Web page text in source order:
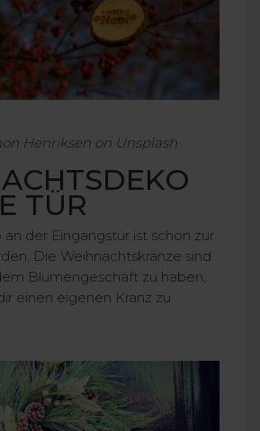
Henriksen on Unsplash
TÜR
der Eingangstür ist schon zur
Die Weihnachtskränze sind
Blumengeschäft zu haben,
einen eigenen Kranz zu